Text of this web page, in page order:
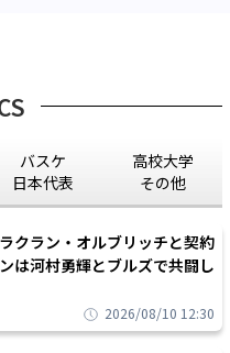
バスケ
日本代表
高校大学
その他
クラン・オルブリッチと契約
は河村勇輝とブルズで共闘し
2026/08/10 12:30